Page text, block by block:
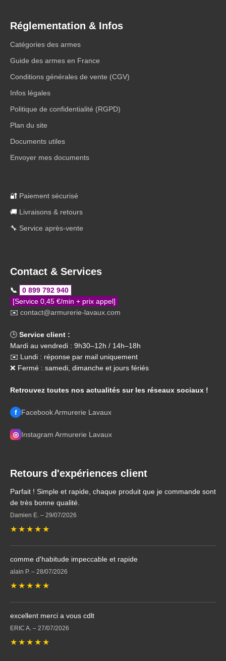
Réglementation & Infos
Catégories des armes
Guide des armes en France
Conditions générales de vente (CGV)
Infos légales
Politique de confidentialité (RGPD)
Plan du site
Documents utiles
Envoyer mes documents
🔐 Paiement sécurisé
🚚 Livraisons & retours
🔧 Service après-vente
Contact & Services
📞
0 899 792 940
[Service 0,45 €/min + prix appel]
✉️ contact@armurerie-lavaux.com
🕒 Service client :
Mardi au vendredi : 9h30–12h / 14h–18h
✉️ Lundi : réponse par mail uniquement
❌ Fermé : samedi, dimanche et jours fériés
Retrouvez toutes nos actualités sur les réseaux sociaux !
f Facebook Armurerie Lavaux
◎ Instagram Armurerie Lavaux
Retours d'expériences client
Parfait ! Simple et rapide, chaque produit que je commande sont
de très bonne qualité.
Damien E. – 29/07/2026
★ ★ ★ ★ ★
comme d'habitude impeccable et rapide
alain P. – 28/07/2026
★ ★ ★ ★ ★
excellent merci a vous cdlt
ERIC A. – 27/07/2026
★ ★ ★ ★ ★